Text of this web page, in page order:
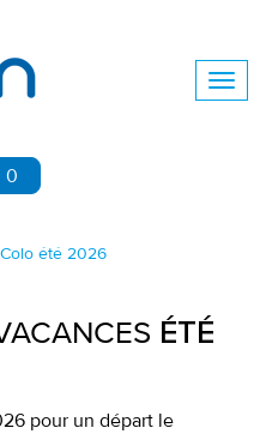
0
Colo été 2026
ÉTÉ
pour un départ le